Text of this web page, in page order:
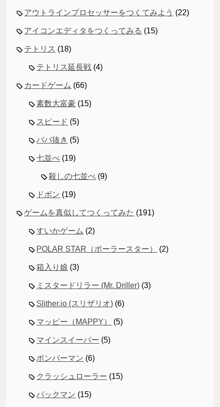
アウトラインプロセッサーをつくてみよう (22)
アイコンエディタをつくってみる (15)
テトリス (18)
テトリス延長戦 (4)
カードゲーム (66)
素数大富豪 (15)
スピード (5)
ババ抜き (5)
七並べ (19)
殺しの七並べ (9)
ドボン (19)
ゲームを真似してつくってみた (191)
すいかゲーム (2)
POLAR STAR（ポーラースター） (2)
箱入り娘 (3)
ミスタードリラー (Mr. Driller) (3)
Slither.io (スリザリオ) (6)
マッピー（MAPPY） (5)
マインスイーパー (5)
ボンバーマン (6)
クラッシュローラー (15)
パックマン (15)